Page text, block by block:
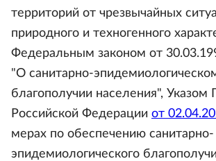
территорий от чрезвычайных
природного и техногенного
Федеральным законом от
"О санитарно-
благополучии населения", Указом
Российской Федерации от
мерах по обеспечению санитарно-
эпидемиологического